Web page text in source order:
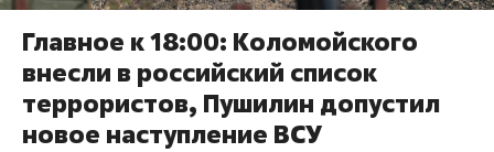
Главное к 18:00: Коломойского
внесли в российский список
террористов, Пушилин допустил
новое наступление ВСУ